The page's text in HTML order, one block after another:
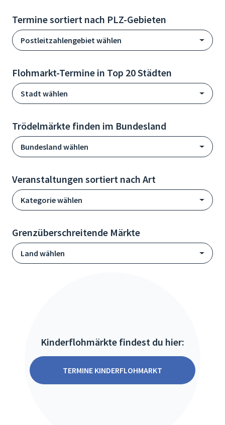
Termine sortiert nach PLZ-Gebieten
Postleitzahlengebiet wählen
Flohmarkt-Termine in Top 20 Städten
Stadt wählen
Trödelmärkte finden im Bundesland
Bundesland wählen
Veranstaltungen sortiert nach Art
Kategorie wählen
Grenzüberschreitende Märkte
Land wählen
Kinderflohmärkte findest du hier:
TERMINE KINDERFLOHMARKT